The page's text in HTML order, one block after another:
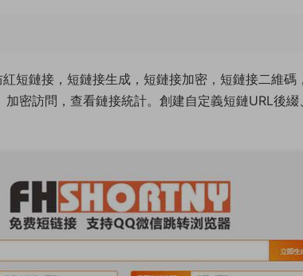
紅短鏈接，短鏈接生成，短鏈接加密，短鏈接二維
密訪問，查看鏈接統計。創建自定義短鏈URL後